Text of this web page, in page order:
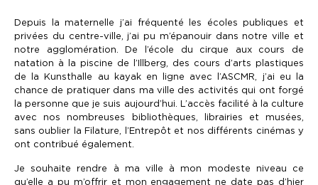
Depuis la maternelle j’ai fréquenté les écoles publiques et
privées du centre-ville, j’ai pu m’épanouir dans notre ville et
notre agglomération. De l’école du cirque aux cours de
natation à la piscine de l’Illberg, des cours d’arts plastiques
de la Kunsthalle au kayak en ligne avec l’ASCMR, j’ai eu la
chance de pratiquer dans ma ville des activités qui ont forgé
la personne que je suis aujourd’hui. L’accès facilité à la culture
avec nos nombreuses bibliothèques, librairies et musées,
sans oublier la Filature, l’Entrepôt et nos différents cinémas y
ont contribué également.
Je souhaite rendre à ma ville à mon modeste niveau ce
qu’elle a pu m’offrir et mon engagement ne date pas d’hier